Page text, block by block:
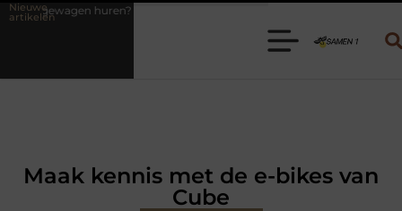
Nieuwe
artikelen
Kies de juiste aanhanger voor jouw klus
Maak kennis met de e-bikes van
Cube